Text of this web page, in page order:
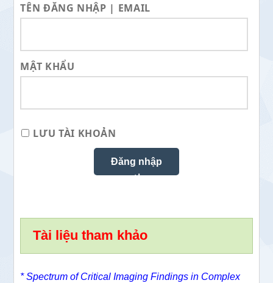
TÊN ĐĂNG NHẬP | EMAIL
MẬT KHẨU
LƯU TÀI KHOẢN
Tài liệu tham khảo
* Spectrum of Critical Imaging Findings in Complex